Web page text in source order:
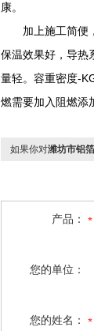
康。
加上施工简便，
保温效果好，导热
量轻。容重密度-
燃需要加入阻燃添
如果你对潍坊市铝
产品：
您的单位：
您的姓名：